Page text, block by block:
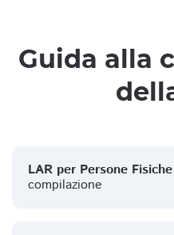
Guida alla
LAR per Persone Fisiche
compilazione